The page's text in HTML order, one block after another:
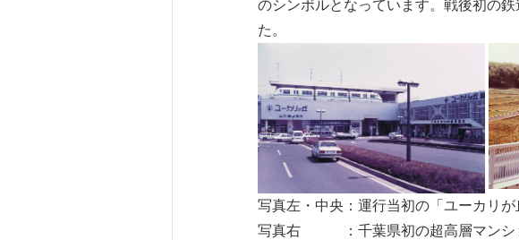
のシンボルとなっています。戦後初の
た。
写真左・中央：運行当初の「ユー
写真右 ：千葉県初の超高層マンショ